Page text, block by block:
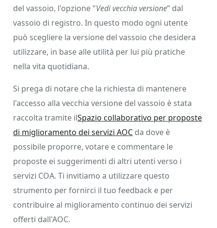
del vassoio, l'opzione "Vedi vecchia versione” dal
vassoio di registro. In questo modo ogni utente
può scegliere la versione del vassoio che desidera
utilizzare, in base alle utilità per lui più pratiche
nella vita quotidiana.
Si prega di notare che la richiesta di mantenere
l'accesso alla vecchia versione del vassoio è stata
raccolta tramite ilSpazio collaborativo per proposte
di miglioramento dei servizi AOC da dove è
possibile proporre, votare e commentare le
proposte ei suggerimenti di altri utenti verso i
servizi COA. Ti invitiamo a utilizzare questo
strumento per fornirci il tuo feedback e per
contribuire al miglioramento continuo dei servizi
offerti dall'AOC.